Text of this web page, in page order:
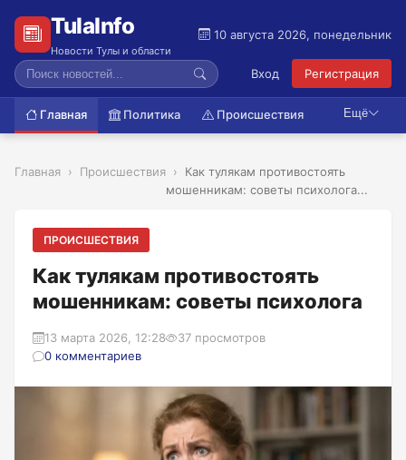
TulaInfo
Новости Тулы и области
10 августа 2026, понедельник
Вход Регистрация
Главная Политика Происшествия Ещё
Главная Происшествия
Как тулякам противостоять
мошенникам: советы психолога...
ПРОИСШЕСТВИЯ
Как тулякам противостоять
мошенникам: советы психолога
13 марта 2026, 12:28
37 просмотров
0 комментариев